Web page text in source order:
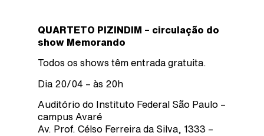
QUARTETO PIZINDIM – circulação do
show Memorando
Todos os shows têm entrada gratuita.
Dia 20/04 – às 20h
Auditório do Instituto Federal São Paulo –
campus Avaré
Av. Prof. Célso Ferreira da Silva, 1333 –